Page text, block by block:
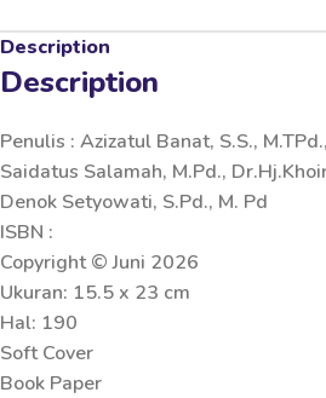
Description
Description
Penulis : Azizatul Banat, S.S.,
Saidatus Salamah, M.Pd.,
Denok Setyowati, S.Pd., M. Pd
ISBN :
Copyright © Juni 2026
Ukuran: 15.5 x 23 cm
Hal: 190
Soft Cover
Book Paper